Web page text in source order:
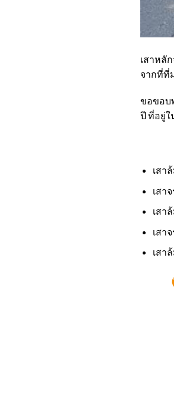
เสาหลั
จากที่ที่
ขอขอบ
ปี ที่อยู่ใ
เสา
เสา
เสา
เสา
เสา